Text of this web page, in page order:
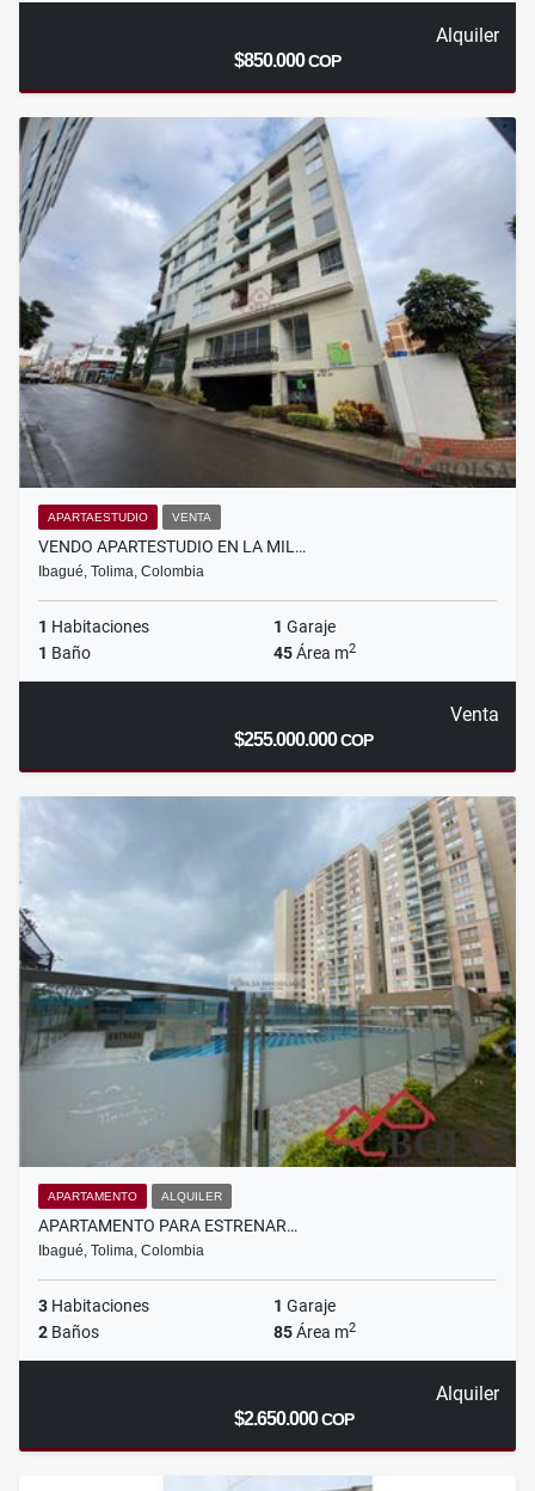
Alquiler
$850.000COP
APARTAESTUDIO VENTA
VENDO APARTESTUDIO EN LA MIL…
Ibagué, Tolima, Colombia
1 Habitaciones 1 Garaje
1 Baño 45Área m2
Venta
$255.000.000COP
APARTAMENTO ALQUILER
APARTAMENTO PARA ESTRENAR…
Ibagué, Tolima, Colombia
3 Habitaciones 1 Garaje
2 Baños 85Área m2
Alquiler
$2.650.000COP